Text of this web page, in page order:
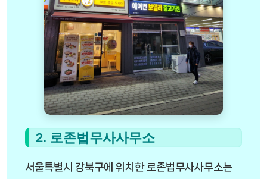
2. 로존법무사사무소
서울특별시 강북구에 위치한 로존법무사사무소는